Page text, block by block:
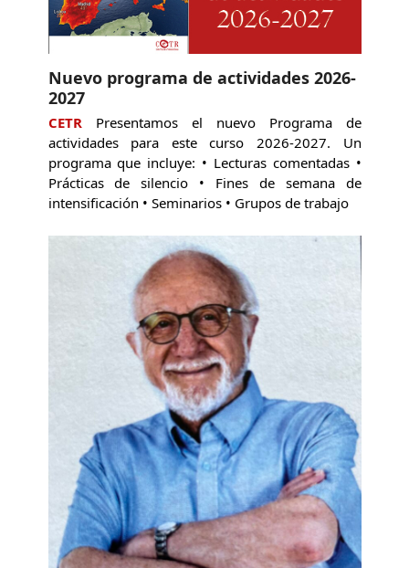
Nuevo programa de actividades 2026-
2027
CETRPresentamos el nuevo Programa de
actividades para este curso 2026-2027. Un
programa que incluye: • Lecturas comentadas •
Prácticas de silencio • Fines de semana de
intensificación • Seminarios • Grupos de trabajo